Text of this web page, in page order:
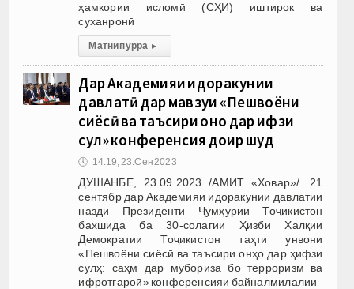
ҳамкории исломӣ (СҲИ) иштирок ва
суханронӣ
Матни пурра ▸
Дар Академияи идоракунии
давлатӣ дар мавзуи «Пешвоёни
сиёсӣ ва таъсири онҳо дар ҳифзи
сулҳ» конференсия доир шуд
🕔 14:19, 23.Сен 2023
ДУШАНБЕ, 23.09.2023 /АМИТ «Ховар»/. 21
сентябр дар Академияи идоракунии давлатии
назди Президенти Ҷумҳурии Тоҷикистон
бахшида ба 30-солагии Ҳизби Халқии
Демократии Тоҷикистон таҳти унвони
«Пешвоёни сиёсӣ ва таъсири онҳо дар ҳифзи
сулҳ: саҳм дар мубориза бо терроризм ва
ифротгароӣ» конференсияи байналмилалии